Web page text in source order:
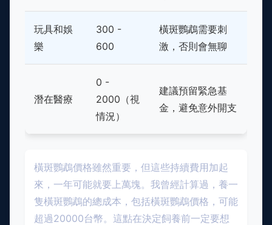
玩具和娛
樂
300 -
600
橫斑鸚鵡需要刺
激，否則會無聊
潛在醫療
0 -
2000（視
情況）
建議預留緊急基
金，避免意外開支
橫斑鸚鵡價格雖然重要，但這些持續費用加起
來，一年可能就要上萬塊。我曾經計算過，養一
隻橫斑鸚鵡的總成本，包括橫斑鸚鵡價格，可能
超過20000台幣。這點在決定飼養前一定要想